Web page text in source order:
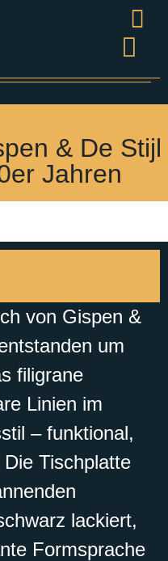
& De Stijl
Jahren
von Gispen &
um
filigrane
Linien im
– funktional,
Tischplatte
lackiert,
Formsprache